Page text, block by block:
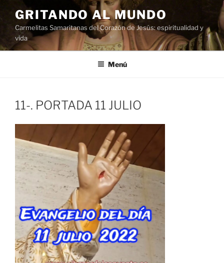
al
contenido
GRITANDO AL MUNDO
Carmelitas Samaritanas del Corazón de Jesús: espiritualidad y
vida
Menú
11-. PORTADA 11 JULIO